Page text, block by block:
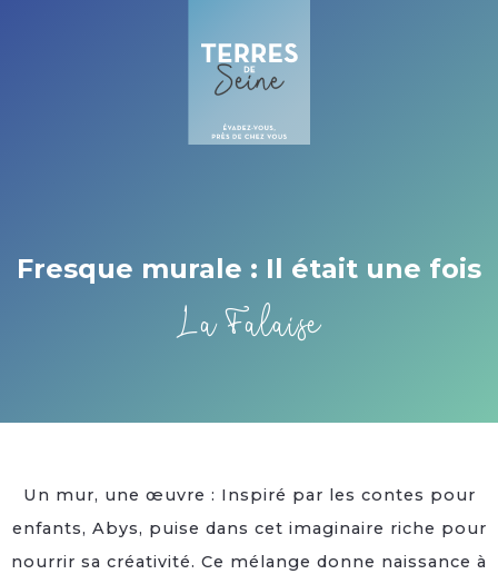
Fresque murale : Il était une fois
La Falaise
Un mur, une œuvre : Inspiré par les contes pour
enfants, Abys, puise dans cet imaginaire riche pour
nourrir sa créativité. Ce mélange donne naissance à